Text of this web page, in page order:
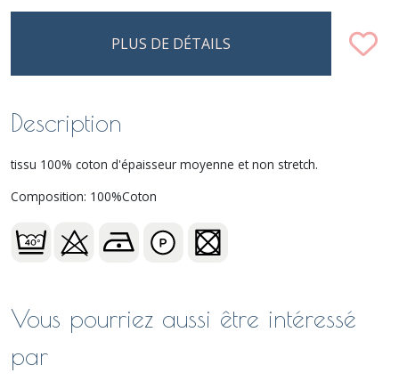
PLUS DE DÉTAILS
Description
tissu 100% coton d'épaisseur moyenne et non stretch.
Composition: 100%Coton
Vous pourriez aussi être intéressé
par